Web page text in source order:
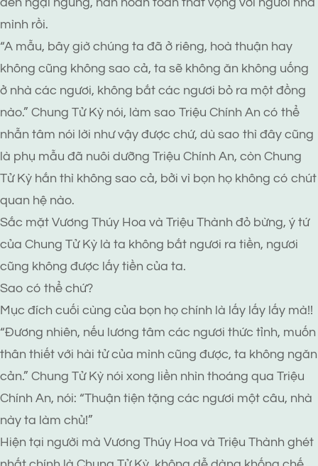
mình rồi.
“A mẫu, bây giờ chúng ta đã ở riêng, hoà thuận hay
không cũng không sao cả, ta sẽ không ăn không uống
ở nhà các ngươi, không bắt các ngươi bỏ ra một đồng
nào.” Chung Tử Kỳ nói, làm sao Triệu Chính An có thể
nhẫn tâm nói lời như vậy được chứ, dù sao thì đây cũng
là phụ mẫu đã nuôi dưỡng Triệu Chính An, còn Chung
Tử Kỳ hắn thì không sao cả, bởi vì bọn họ không có chút
quan hệ nào.
Sắc mặt Vương Thúy Hoa và Triệu Thành đỏ bừng, ý tứ
của Chung Tử Kỳ là ta không bắt ngươi ra tiền, ngươi
cũng không được lấy tiền của ta.
Sao có thể chứ?
Mục đích cuối cùng của bọn họ chính là lấy lấy lấy mà!!
“Đương nhiên, nếu lương tâm các ngươi thức tỉnh, muốn
thân thiết với hài tử của mình cũng được, ta không ngăn
cản.” Chung Tử Kỳ nói xong liền nhìn thoáng qua Triệu
Chính An, nói: “Thuận tiện tặng các ngươi một câu, nhà
này ta làm chủ!”
Hiện tại người mà Vương Thúy Hoa và Triệu Thành ghét